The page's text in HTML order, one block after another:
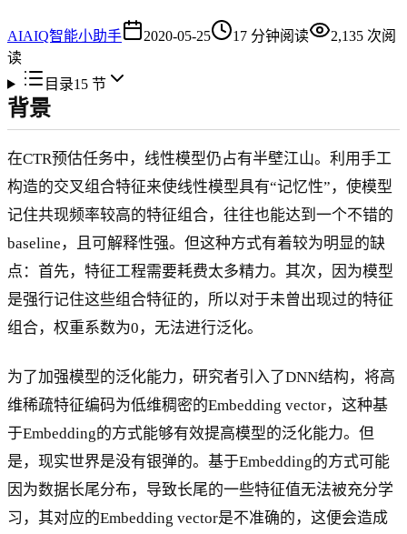
AIAIQ智能小助手 2020-05-25 17 分钟阅读 2,135 次阅
读
目录15节
背景
在CTR预估任务中，线性模型仍占有半壁江山。利用手工
构造的交叉组合特征来使线性模型具有“记忆性”，使模型
记住共现频率较高的特征组合，往往也能达到一个不错的
baseline，且可解释性强。但这种方式有着较为明显的缺
点：首先，特征工程需要耗费太多精力。其次，因为模型
是强行记住这些组合特征的，所以对于未曾出现过的特征
组合，权重系数为0，无法进行泛化。
为了加强模型的泛化能力，研究者引入了DNN结构，将高
维稀疏特征编码为低维稠密的Embedding vector，这种基
于Embedding的方式能够有效提高模型的泛化能力。但
是，现实世界是没有银弹的。基于Embedding的方式可能
因为数据长尾分布，导致长尾的一些特征值无法被充分学
习，其对应的Embedding vector是不准确的，这便会造成